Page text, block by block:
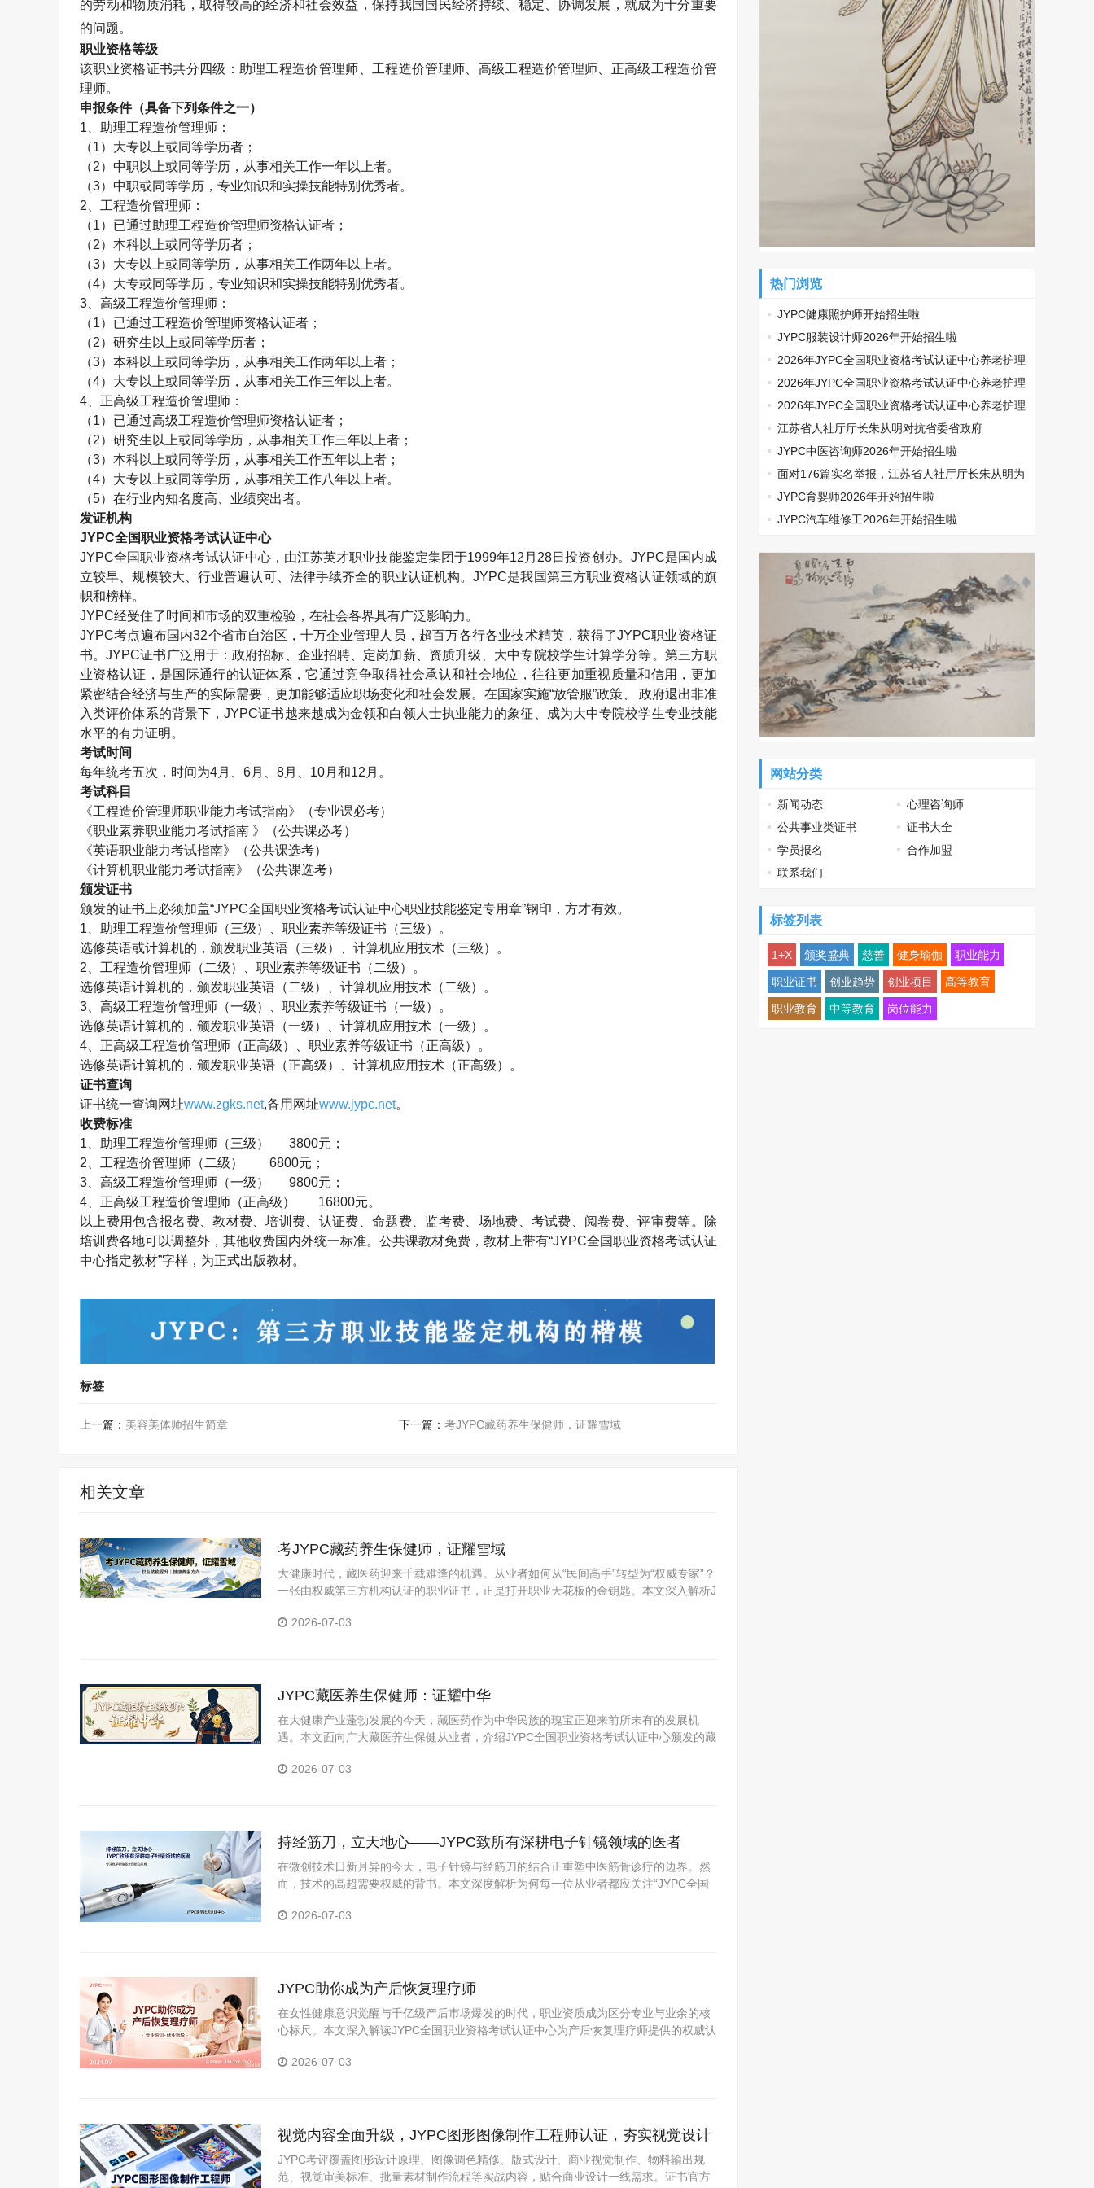
的劳动和物质消耗，取得较高的经济和社会效益，保持我国国民经济持续、稳定、协调发展，就成为十分重要
的问题。
职业资格等级
该职业资格证书共分四级：助理工程造价管理师、工程造价管理师、高级工程造价管理师、正高级工程造价管
理师。
申报条件（具备下列条件之一）
1 、助理工程造价管理师：
（1）大专以上或同等学历者；
（2）中职以上或同等学历，从事相关工作一年以上者。
（3）中职或同等学历，专业知识和实操技能特别优秀者。
2 、工程造价管理师：
（1）已通过助理工程造价管理师资格认证者；
（2）本科以上或同等学历者；
（3）大专以上或同等学历，从事相关工作两年以上者。
（4）大专或同等学历，专业知识和实操技能特别优秀者。
3 、高级工程造价管理师：
（1）已通过工程造价管理师资格认证者；
（2）研究生以上或同等学历者；
（3）本科以上或同等学历，从事相关工作两年以上者；
（4）大专以上或同等学历，从事相关工作三年以上者。
4 、正高级工程造价管理师：
（1）已通过高级工程造价管理师资格认证者；
（2）研究生以上或同等学历，从事相关工作三年以上者；
（3）本科以上或同等学历，从事相关工作五年以上者；
（4）大专以上或同等学历，从事相关工作八年以上者。
（5）在行业内知名度高、业绩突出者。
发证机构
JYPC全国职业资格考试认证中心
JYPC全国职业资格考试认证中心，由江苏英才职业技能鉴定集团于1999年12 月 28日投资创办。 JYPC是国内成
立较早、规模较大、行业普遍认可、法律手续齐全的职业认证机构。JYPC是我国第三方职业资格认证领域的旗
帜和榜样。
JYPC经受住了时间和市场的双重检验，在社会各界具有广泛影响力。
JYPC考点遍布国内32个省市自治区，十万企业管理人员，超百万各行各业技术精英，获得了JYPC职业资格证
书。JYPC证书广泛用于：政府招标、企业招聘、定岗加薪、资质升级、大中专院校学生计算学分等。第三方职
业资格认证，是国际通行的认证体系，它通过竞争取得社会承认和社会地位，往往更加重视质量和信用，更加
紧密结合经济与生产的实际需要，更加能够适应职场变化和社会发展。在国家实施“放管服”政策、 政府退出非准
入类评价体系的背景下，JYPC证书越来越成为金领和白领人士执业能力的象征、成为大中专院校学生专业技能
水平的有力证明。
考试时间
每年统考五次，时间为4月、 6月、 8月、 10月和12 月。
考试科目
《工程造价管理师职业能力考试指南》（专业课必考）
《职业素养职业能力考试指南 》（公共课必考）
《英语职业能力考试指南》（公共课选考）
《计算机职业能力考试指南》（公共课选考）
颁发证书
颁发的证书上必须加盖“JYPC全国职业资格考试认证中心职业技能鉴定专用章”钢印，方才有效。
1 、助理工程造价管理师（三级）、职业素养等级证书（三级）。
选修英语或计算机的，颁发职业英语（三级）、计算机应用技术（三级）。
2 、工程造价管理师（二级）、职业素养等级证书（二级）。
选修英语计算机的，颁发职业英语（二级）、计算机应用技术（二级）。
3 、高级工程造价管理师（一级）、职业素养等级证书（一级）。
选修英语计算机的，颁发职业英语（一级）、计算机应用技术（一级）。
4 、正高级工程造价管理师（正高级）、职业素养等级证书（正高级）。
选修英语计算机的，颁发职业英语（正高级）、计算机应用技术（正高级）。
证书查询
证书统一查询网址www.zgks.net,备用网址www.jypc.net。
收费标准
1 、助理工程造价管理师（三级） 3800元；
2 、工程造价管理师（二级） 6800元；
3 、高级工程造价管理师（一级） 9800元；
4 、正高级工程造价管理师（正高级） 16800元。
以上费用包含报名费、教材费、培训费、认证费、命题费、监考费、场地费、考试费、阅卷费、评审费等。除
培训费各地可以调整外，其他收费国内外统一标准。公共课教材免费，教材上带有“JYPC全国职业资格考试认证
中心指定教材”字样，为正式出版教材。
标签
上一篇： 美容美体师招生简章 下一篇： 考JYPC藏药养生保健师，证耀雪域
相关文章
考JYPC藏药养生保健师，证耀雪域
大健康时代，藏医药迎来千载难逢的机遇。从业者如何从“民间高手”转型为“权威专家”？
一张由权威第三方机构认证的职业证书，正是打开职业天花板的金钥匙。本文深入解析J
2026-07-03
JYPC藏医养生保健师：证耀中华
在大健康产业蓬勃发展的今天，藏医药作为中华民族的瑰宝正迎来前所未有的发展机
遇。本文面向广大藏医养生保健从业者，介绍JYPC全国职业资格考试认证中心颁发的藏
2026-07-03
持经筋刀，立天地心——JYPC致所有深耕电子针镜领域的医者
在微创技术日新月异的今天，电子针镜与经筋刀的结合正重塑中医筋骨诊疗的边界。然
而，技术的高超需要权威的背书。本文深度解析为何每一位从业者都应关注“JYPC全国
2026-07-03
JYPC助你成为产后恢复理疗师
在女性健康意识觉醒与千亿级产后市场爆发的时代，职业资质成为区分专业与业余的核
心标尺。本文深入解读JYPC全国职业资格考试认证中心为产后恢复理疗师提供的权威认
2026-07-03
视觉内容全面升级，JYPC图形图像制作工程师认证，夯实视觉设计
职场硬资质
JYPC考评覆盖图形设计原理、图像调色精修、版式设计、商业视觉制作、物料输出规
范、视觉审美标准、批量素材制作流程等实战内容，贴合商业设计一线需求。证书官方
热门浏览
JYPC健康照护师开始招生啦
JYPC服装设计师2026年开始招生啦
2026年JYPC全国职业资格考试认证中心养老护理
师开始报名啦
2026年JYPC全国职业资格考试认证中心养老护理
师开始报名啦
2026年JYPC全国职业资格考试认证中心养老护理
师开始报名啦
江苏省人社厅厅长朱从明对抗省委省政府
JYPC中医咨询师2026年开始招生啦
面对176篇实名举报，江苏省人社厅厅长朱从明为
何选择沉默
JYPC育婴师2026年开始招生啦
JYPC汽车维修工2026年开始招生啦
网站分类
新闻动态
心理咨询师
公共事业类证书
证书大全
学员报名
合作加盟
联系我们
标签列表
1+X 颁奖盛典 慈善 健身瑜伽 职业能力
职业证书 创业趋势 创业项目 高等教育
职业教育 中等教育 岗位能力